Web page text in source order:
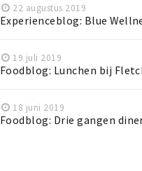
22 augustus 2019
Experienceblog: Blue
19 juli 2019
Foodblog: Lunchen bij
18 juni 2019
Foodblog: Drie gangen